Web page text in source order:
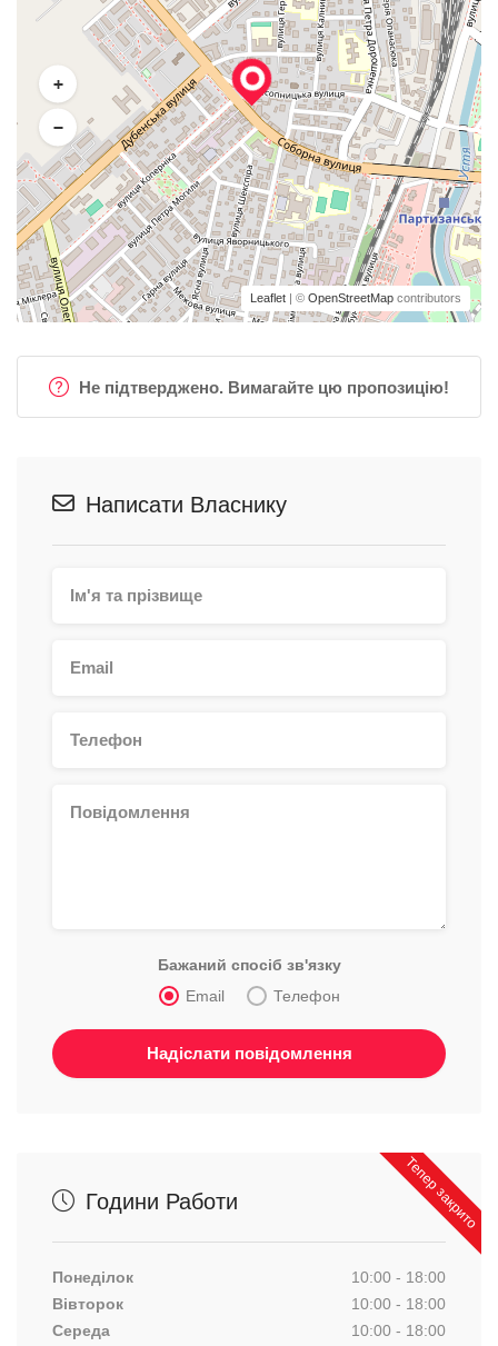
+
−
Leaflet | © OpenStreetMap contributors
Не підтверджено. Вимагайте цю пропозицію!
Написати Власнику
Бажаний спосіб зв'язку
Email
Телефон
Тепер закрито
Години Работи
Понеділок
10:00 - 18:00
Вівторок
10:00 - 18:00
Середа
10:00 - 18:00